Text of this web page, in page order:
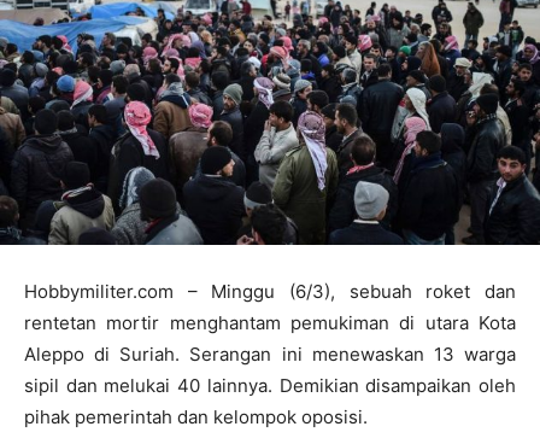
Hobbymiliter.com – Minggu (6/3), sebuah roket dan
rentetan mortir menghantam pemukiman di utara Kota
Aleppo di Suriah. Serangan ini menewaskan 13 warga
sipil dan melukai 40 lainnya. Demikian disampaikan oleh
pihak pemerintah dan kelompok oposisi.